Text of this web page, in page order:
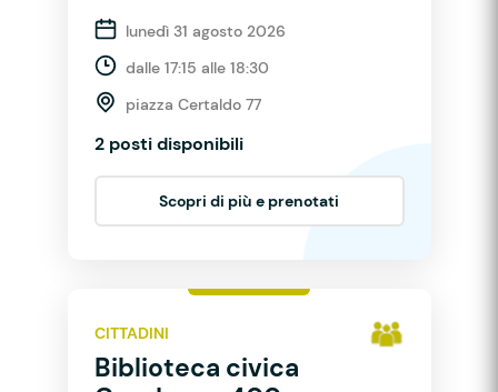
lunedì 31 agosto 2026
dalle 17:15 alle 18:30
piazza Certaldo 77
2 posti disponibili
Scopri di più e prenotati
CITTADINI
Biblioteca civica